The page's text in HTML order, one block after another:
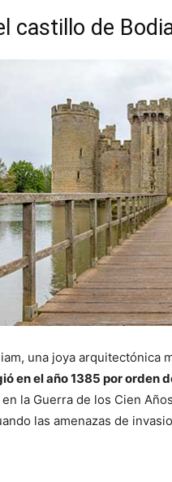
castillo de
una joya arquitectónica
en el año 1385 por orden
la Guerra de los Cien
las amenazas de